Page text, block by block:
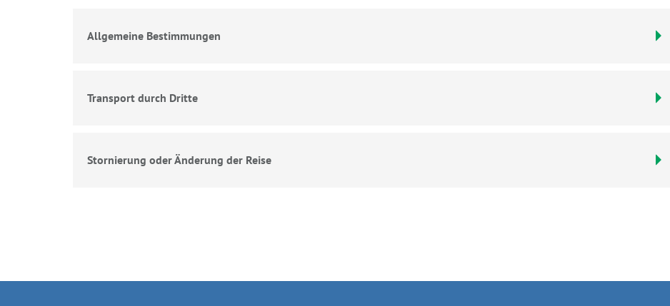
Allgemeine Bestimmungen
Transport durch Dritte
Stornierung oder Änderung der Reise